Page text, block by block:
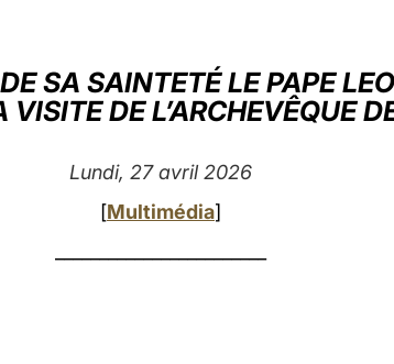
SA SAINTETÉ LE PAPE
VISITE DE L’ARCHEVÊQUE
Lundi, 27 avril 2026
[Multimédia]